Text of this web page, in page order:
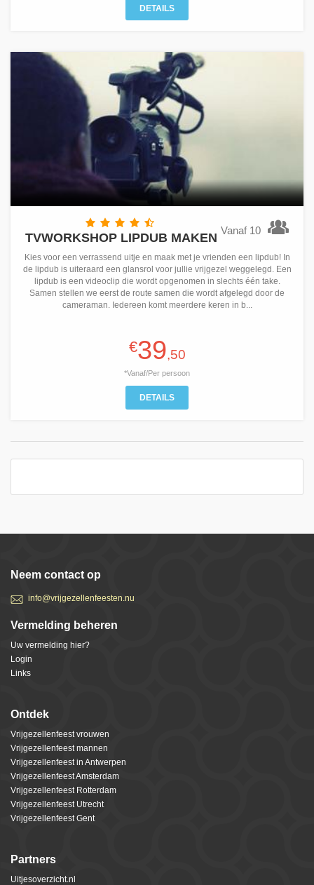
DETAILS
Vanaf 10
TVWORKSHOP LIPDUB MAKEN
Kies voor een verrassend uitje en maak met je vrienden een lipdub! In
de lipdub is uiteraard een glansrol voor jullie vrijgezel weggelegd. Een
lipdub is een videoclip die wordt opgenomen in slechts één take.
Samen stellen we eerst de route samen die wordt afgelegd door de
cameraman. Iedereen komt meerdere keren in b...
€39,50
*Vanaf/Per persoon
DETAILS
Neem contact op
info@vrijgezellenfeesten.nu
Vermelding beheren
Uw vermelding hier?
Login
Links
Ontdek
Vrijgezellenfeest vrouwen
Vrijgezellenfeest mannen
Vrijgezellenfeest in Antwerpen
Vrijgezellenfeest Amsterdam
Vrijgezellenfeest Rotterdam
Vrijgezellenfeest Utrecht
Vrijgezellenfeest Gent
Partners
Uitjesoverzicht.nl